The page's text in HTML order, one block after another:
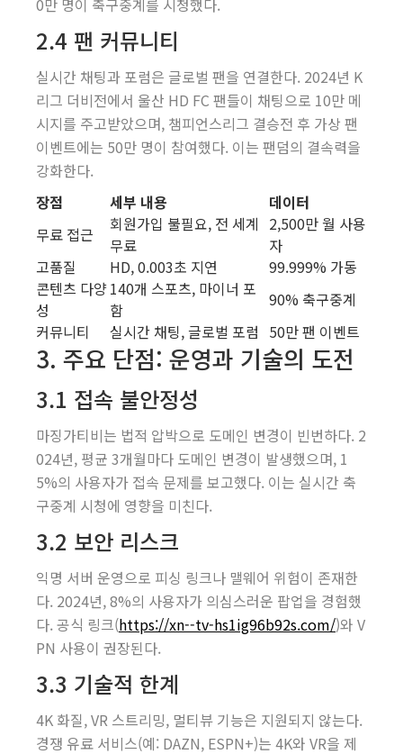
0만 명이 축구중계를 시청했다.
2.4 팬 커뮤니티
실시간 채팅과 포럼은 글로벌 팬을 연결한다. 2024년 K
리그 더비전에서 울산 HD FC 팬들이 채팅으로 10만 메
시지를 주고받았으며, 챔피언스리그 결승전 후 가상 팬
이벤트에는 50만 명이 참여했다. 이는 팬덤의 결속력을
강화한다.
장점
세부 내용
데이터
무료 접근
회원가입 불필요, 전 세계
무료
2,500만 월 사용
자
고품질
HD, 0.003초 지연
99.999% 가동
콘텐츠 다양
성
140개 스포츠, 마이너 포
함
90% 축구중계
커뮤니티
실시간 채팅, 글로벌 포럼 50만 팬 이벤트
3. 주요 단점: 운영과 기술의 도전
3.1 접속 불안정성
마징가티비는 법적 압박으로 도메인 변경이 빈번하다. 2
024년, 평균 3개월마다 도메인 변경이 발생했으며, 1
5%의 사용자가 접속 문제를 보고했다. 이는 실시간 축
구중계 시청에 영향을 미친다.
3.2 보안 리스크
익명 서버 운영으로 피싱 링크나 맬웨어 위험이 존재한
다. 2024년, 8%의 사용자가 의심스러운 팝업을 경험했
다. 공식 링크(https://xn--tv-hs1ig96b92s.com/)와 V
PN 사용이 권장된다.
3.3 기술적 한계
4K 화질, VR 스트리밍, 멀티뷰 기능은 지원되지 않는다.
경쟁 유료 서비스(예: DAZN, ESPN+)는 4K와 VR을 제